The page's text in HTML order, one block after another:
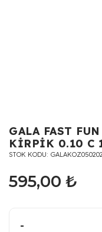
GALA FAST
KİRPİK 0.10 C
STOK KODU
595,00 ₺
-